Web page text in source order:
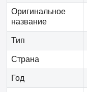
Оригинальное
название
Тип
Страна
Год